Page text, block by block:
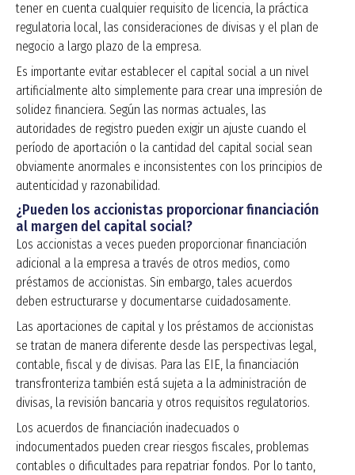
tener en cuenta cualquier requisito de licencia, la práctica
regulatoria local, las consideraciones de divisas y el plan de
negocio a largo plazo de la empresa.
Es importante evitar establecer el capital social a un nivel
artificialmente alto simplemente para crear una impresión de
solidez financiera. Según las normas actuales, las
autoridades de registro pueden exigir un ajuste cuando el
período de aportación o la cantidad del capital social sean
obviamente anormales e inconsistentes con los principios de
autenticidad y razonabilidad.
¿Pueden los accionistas proporcionar financiación
al margen del capital social?
Los accionistas a veces pueden proporcionar financiación
adicional a la empresa a través de otros medios, como
préstamos de accionistas. Sin embargo, tales acuerdos
deben estructurarse y documentarse cuidadosamente.
Las aportaciones de capital y los préstamos de accionistas
se tratan de manera diferente desde las perspectivas legal,
contable, fiscal y de divisas. Para las EIE, la financiación
transfronteriza también está sujeta a la administración de
divisas, la revisión bancaria y otros requisitos regulatorios.
Los acuerdos de financiación inadecuados o
indocumentados pueden crear riesgos fiscales, problemas
contables o dificultades para repatriar fondos. Por lo tanto,